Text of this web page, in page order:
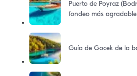
Puerto de Poyraz
fondeo más agradable
Guía de Gocek de la